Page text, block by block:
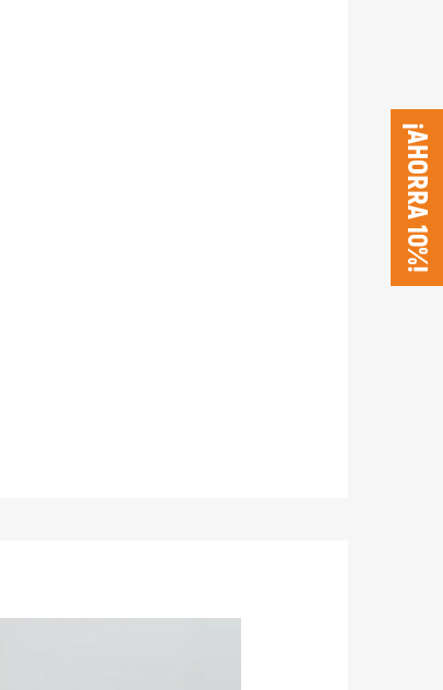
el tratamiento especial de la superficie
¡AHORRA 10%!